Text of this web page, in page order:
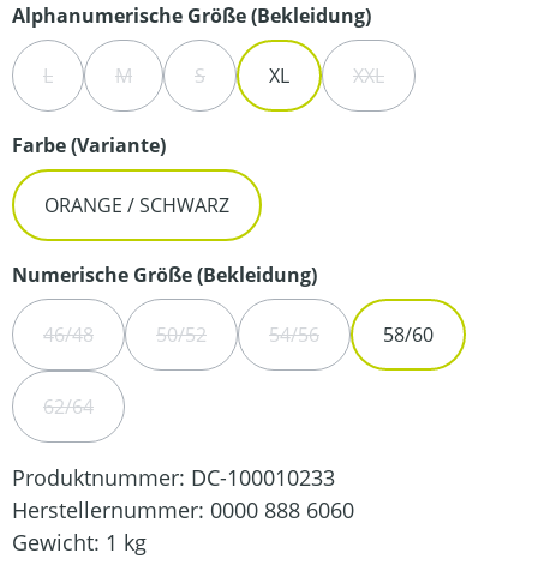
Alphanumerische Größe (Bekleidung)auswählen
L(DIESE OPTION IST ZURZEIT NICHT VERFÜGBAR.)
M(DIESE OPTION IST ZURZEIT NICHT VERFÜGBAR.)
S(DIESE OPTION IST ZURZEIT NICHT
XL XXL(DIESE OPTION IST
Farbe (Variante)auswählen
ORANGE / SCHWARZ
Numerische Größe (Bekleidung)auswählen
46/48(DIESE OPTION IST ZURZEIT NICHT VERFÜGBAR.)
50/52(DIESE OPTION IST ZURZEIT NICHT
54/56(DIESE OPTION IST ZURZEIT
58/60
62/64(DIESE OPTION IST ZURZEIT NICHT VERFÜGBAR.)
Produktnummer: DC-100010233
Herstellernummer: 0000 888 6060
Gewicht: 1 kg